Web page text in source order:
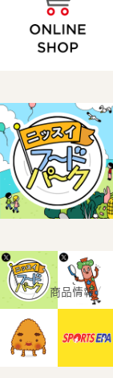
ホーム 商品情報